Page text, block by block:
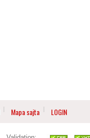
Mapa sajta LOGIN